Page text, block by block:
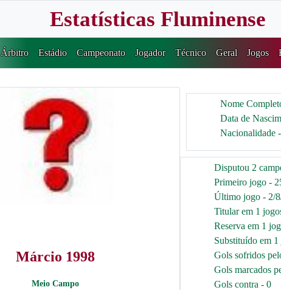
Estatísticas Fluminense
Árbitro Estádio Campeonato Jogador Técnico Geral Jogos
Márcio 1998
Meio Campo
Nome
Data de
Nacionalidade
Disputou 2
Primeiro jogo -
Último jogo - 2/
Titular em 1
Reserva em 1
Substituído em
Gols sofridos
Gols marcados
Gols contra - 0